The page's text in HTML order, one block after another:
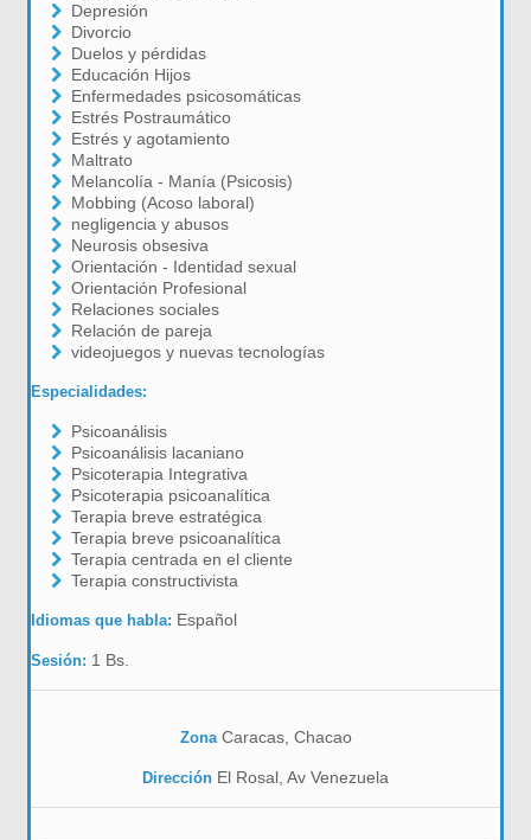
Depresión
Divorcio
Duelos y pérdidas
Educación Hijos
Enfermedades psicosomáticas
Estrés Postraumático
Estrés y agotamiento
Maltrato
Melancolía - Manía (Psicosis)
Mobbing (Acoso laboral)
negligencia y abusos
Neurosis obsesiva
Orientación - Identidad sexual
Orientación Profesional
Relaciones sociales
Relación de pareja
videojuegos y nuevas tecnologías
Especialidades:
Psicoanálisis
Psicoanálisis lacaniano
Psicoterapia Integrativa
Psicoterapia psicoanalítica
Terapia breve estratégica
Terapia breve psicoanalítica
Terapia centrada en el cliente
Terapia constructivista
Idiomas que habla: Español
Sesión: 1 Bs.
Zona Caracas, Chacao
Dirección El Rosal, Av Venezuela